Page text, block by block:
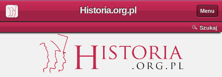
Historia.org.pl Menu
Szukaj